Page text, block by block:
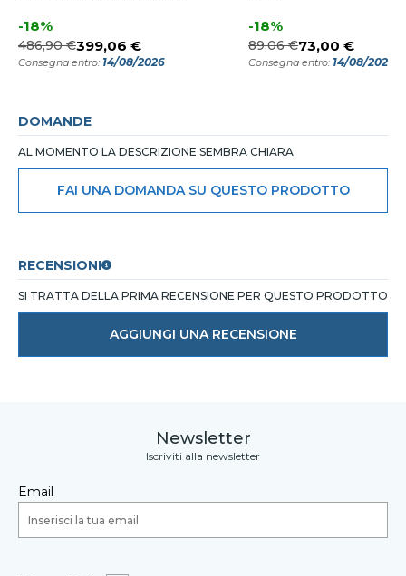
-18%
486,90 €399,06 €
Consegna entro: 14/08/2026
-18%
89,06 €73,00 €
Consegna entro: 14/08/2026
DOMANDE
AL MOMENTO LA DESCRIZIONE SEMBRA CHIARA
FAI UNA DOMANDA SU QUESTO PRODOTTO
RECENSIONI
SI TRATTA DELLA PRIMA RECENSIONE PER QUESTO PRODOTTO
AGGIUNGI UNA RECENSIONE
Newsletter
Iscriviti alla newsletter
Email